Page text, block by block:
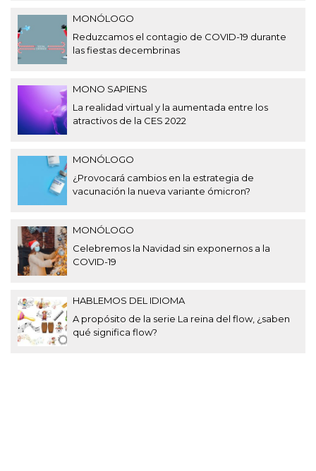
MONÓLOGO
Reduzcamos el contagio de COVID-19 durante
las fiestas decembrinas
MONO SAPIENS
La realidad virtual y la aumentada entre los
atractivos de la CES 2022
MONÓLOGO
¿Provocará cambios en la estrategia de
vacunación la nueva variante ómicron?
MONÓLOGO
Celebremos la Navidad sin exponernos a la
COVID-19
HABLEMOS DEL IDIOMA
A propósito de la serie La reina del flow, ¿saben
qué significa flow?